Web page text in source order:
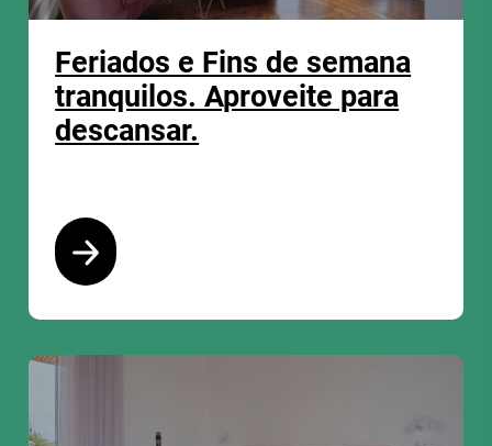
Feriados e Fins de semana
tranquilos. Aproveite para
descansar.
Ver programa